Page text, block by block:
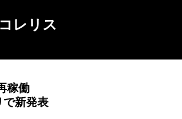
レリス
稼働
で新発表